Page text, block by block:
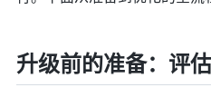
升级前的准备：评